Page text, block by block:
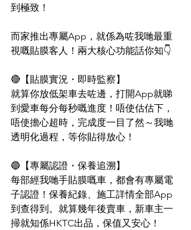
到極致！
而家推出專屬App，就係為咗我哋最重
視嘅貼膜客人！兩大核心功能話你知👇
🔴【貼膜實況・即時監察】
就算你放低架車去咗邊，打開App就睇
到愛車每分每秒嘅進度！唔使估估下，
唔使擔心超時，完成度一目了然～我哋
透明化過程，等你貼得放心！
🔵【專屬認證・保養追溯】
每部經我哋手貼膜嘅車，都會有專屬電
子認證！保養紀錄、施工詳情全部App
到查得到。就算幾年後賣車，新車主一
掃就知係HKTC出品，保值又安心！